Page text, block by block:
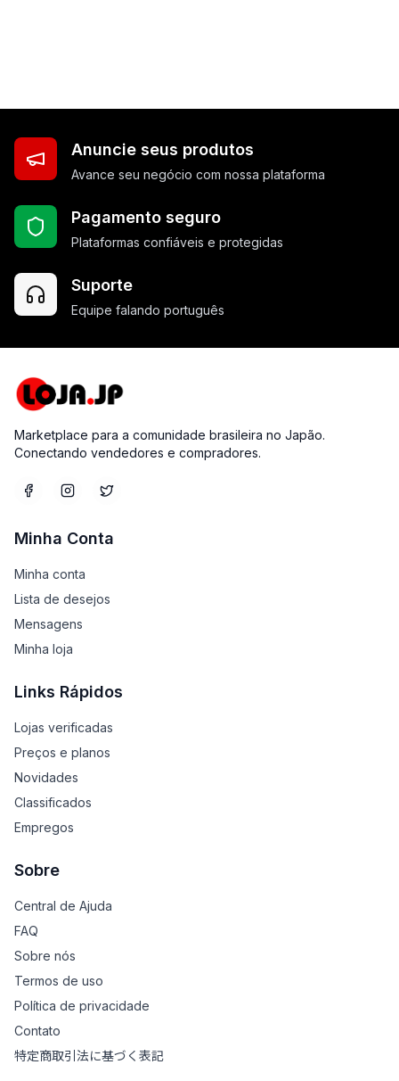
Anuncie seus produtos
Avance seu negócio com nossa plataforma
Pagamento seguro
Plataformas confiáveis e protegidas
Suporte
Equipe falando português
Marketplace para a comunidade brasileira no Japão.
Conectando vendedores e compradores.
Minha Conta
Minha conta
Lista de desejos
Mensagens
Minha loja
Links Rápidos
Lojas verificadas
Preços e planos
Novidades
Classificados
Empregos
Sobre
Central de Ajuda
FAQ
Sobre nós
Termos de uso
Política de privacidade
Contato
特定商取引法に基づく表記